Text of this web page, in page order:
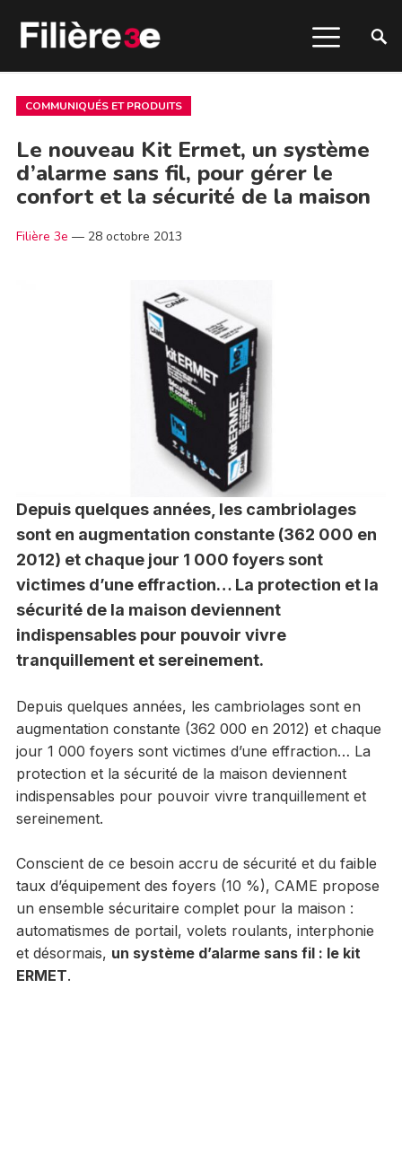
COMMUNIQUÉS ET PRODUITS
Le nouveau Kit Ermet, un système
d’alarme sans fil, pour gérer le
confort et la sécurité de la maison
Filière 3e — 28 octobre 2013
Depuis quelques années, les cambriolages
sont en augmentation constante (362 000 en
2012) et chaque jour 1 000 foyers sont
victimes d’une effraction… La protection et la
sécurité de la maison deviennent
indispensables pour pouvoir vivre
tranquillement et sereinement.
Depuis quelques années, les cambriolages sont en
augmentation constante (362 000 en 2012) et chaque
jour 1 000 foyers sont victimes d’une effraction… La
protection et la sécurité de la maison deviennent
indispensables pour pouvoir vivre tranquillement et
sereinement.
Conscient de ce besoin accru de sécurité et du faible
taux d’équipement des foyers (10 %), CAME propose
un ensemble sécuritaire complet pour la maison :
automatismes de portail, volets roulants, interphonie
et désormais, un système d’alarme sans fil : le kit
ERMET.